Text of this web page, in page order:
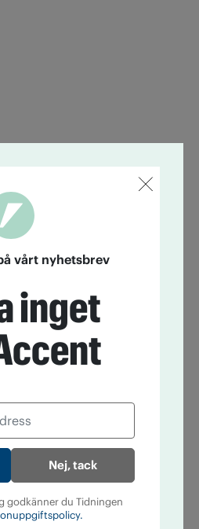
vårt nyhetsbrev
inget
Nej, tack
godkänner du Tidningen